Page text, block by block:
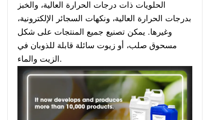
الحلويات ذات درجات الحرارة العالية، والخبز
بدرجات الحرارة العالية، ونكهات السجائر الإلكترونية،
وغيرها. يمكن تصنيع جميع المنتجات على شكل
مسحوق صلب، أو زيوت سائلة قابلة للذوبان في
الزيت والماء.